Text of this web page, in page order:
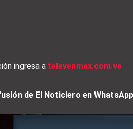
ingresa a televenmax.com.ve
de El Noticiero en